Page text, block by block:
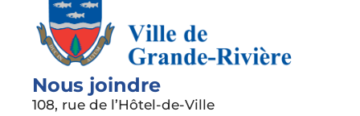
Nous joindre
108, rue de l’Hôtel-de-Ville